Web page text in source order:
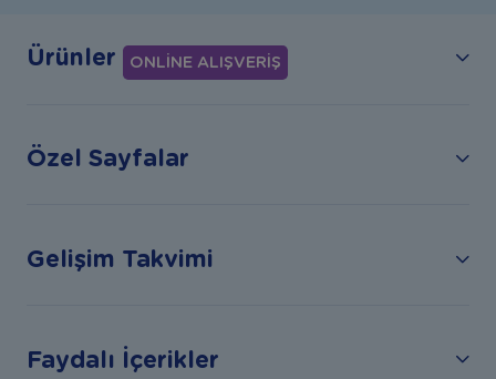
Ürünler ONLİNE ALIŞVERİŞ
Özel Sayfalar
Gelişim Takvimi
Faydalı İçerikler